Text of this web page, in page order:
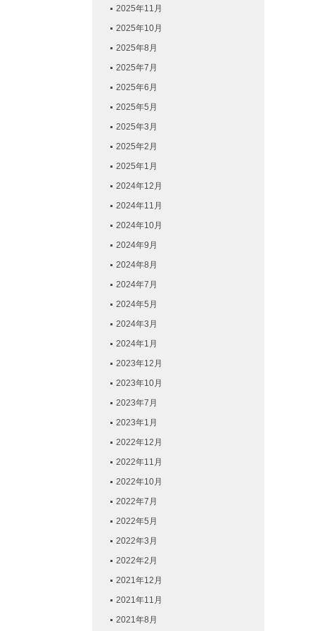
2025年11月
2025年10月
2025年8月
2025年7月
2025年6月
2025年5月
2025年3月
2025年2月
2025年1月
2024年12月
2024年11月
2024年10月
2024年9月
2024年8月
2024年7月
2024年5月
2024年3月
2024年1月
2023年12月
2023年10月
2023年7月
2023年1月
2022年12月
2022年11月
2022年10月
2022年7月
2022年5月
2022年3月
2022年2月
2021年12月
2021年11月
2021年8月